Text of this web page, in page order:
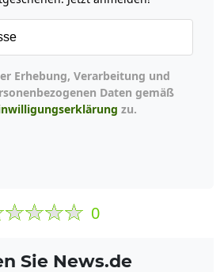
Daten gemäß
zu.
0
Sie News.de